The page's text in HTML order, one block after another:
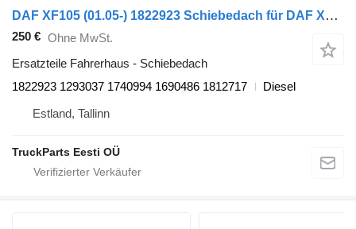
DAF XF105 (01.05-) 1822923 Schiebedach für DAF XF95, XF105 (2001-2014) Sattelzugmaschine
250 € Ohne MwSt.
Ersatzteile Fahrerhaus - Schiebedach
1822923 1293037 1740994 1690486 1812717
Diesel
Estland, Tallinn
TruckParts Eesti OÜ